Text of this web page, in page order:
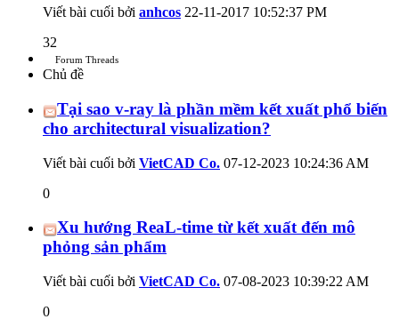
Viết bài cuối bởi anhcos 22-11-2017 10:52:37 PM
32
Forum Threads
Chủ đề
Tại sao v-ray là phần mềm kết xuất phổ biến
cho architectural visualization?
Viết bài cuối bởi VietCAD Co. 07-12-2023 10:24:36 AM
0
Xu hướng ReaL-time từ kết xuất đến mô
phỏng sản phẩm
Viết bài cuối bởi VietCAD Co. 07-08-2023 10:39:22 AM
0